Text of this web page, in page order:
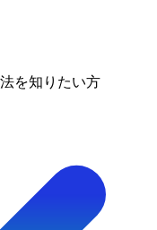
を知りたい方